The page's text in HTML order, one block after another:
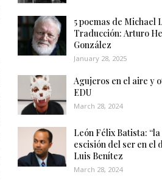
5 poemas de Michael
Traducción: Arturo
González
January 28, 2025
Agujeros en el aire y
EDU
March 28, 2024
León Félix Batista:
escisión del ser en el
Luis Benítez
March 28, 2024